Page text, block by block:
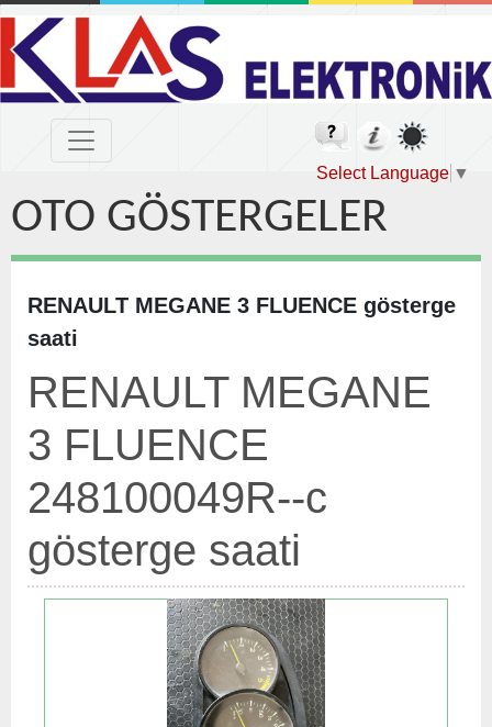
Select Language ▼
OTO GÖSTERGELER
RENAULT MEGANE 3 FLUENCE gösterge
saati
RENAULT MEGANE
3 FLUENCE
248100049R--c
gösterge saati